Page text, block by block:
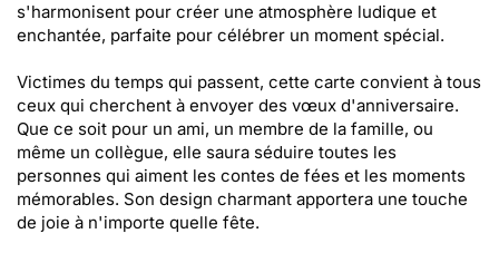
s'harmonisent pour créer une atmosphère ludique et
enchantée, parfaite pour célébrer un moment spécial.
Victimes du temps qui passent, cette carte convient à tous
ceux qui cherchent à envoyer des vœux d'anniversaire.
Que ce soit pour un ami, un membre de la famille, ou
même un collègue, elle saura séduire toutes les
personnes qui aiment les contes de fées et les moments
mémorables. Son design charmant apportera une touche
de joie à n'importe quelle fête.